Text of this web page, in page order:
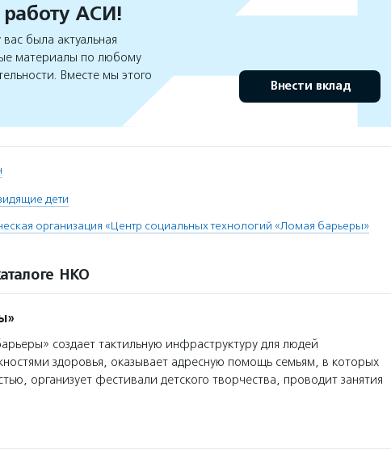
АСИ!
была актуальная
материалы по любому
Вместе мы этого
Внести вклад
дети
организация «Центр социальных технологий «Ломая барьеры»
НКО
создает тактильную инфраструктуру для людей
здоровья, оказывает адресную помощь семьям, в которых
организует фестивали детского творчества, проводит занятия